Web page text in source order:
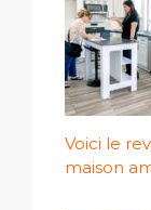
Voici le
maison